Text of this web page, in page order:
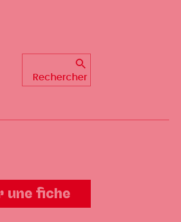
Rechercher
Rechercher
une fiche